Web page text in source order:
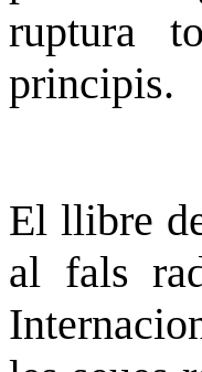
ruptura
principis.
El llibre
al fals